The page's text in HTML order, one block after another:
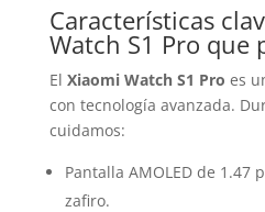
Características
Watch S1 Pro que
El Xiaomi Watch S1 Pro es
con tecnología avanzada.
cuidamos:
Pantalla AMOLED de 1.47
zafiro.